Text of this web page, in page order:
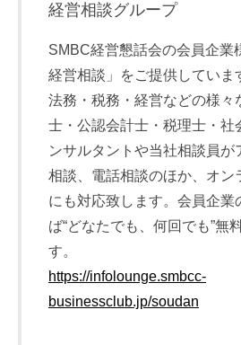
経営相談グループ
SMBC経営懇話会の会員企業
経営相談」をご提供していま
法務・税務・経営などの様々
士・公認会計士・税理士・社
ンサルタントや当社相談員が
相談、電話相談のほか、オン
にも対応致します。会員企業
ば“どなたでも、何回でも”無
す。
https://infolounge.smbcc-
businessclub.jp/soudan